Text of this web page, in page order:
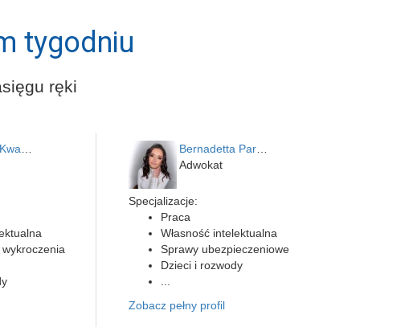
tygodniu
ręki
Bernadetta Parusińska- U…
Adwokat
Specjalizacje:
Praca
Własność intelektualna
Sprawy ubezpieczeniowe
Dzieci i rozwody
Zobacz pełny profil